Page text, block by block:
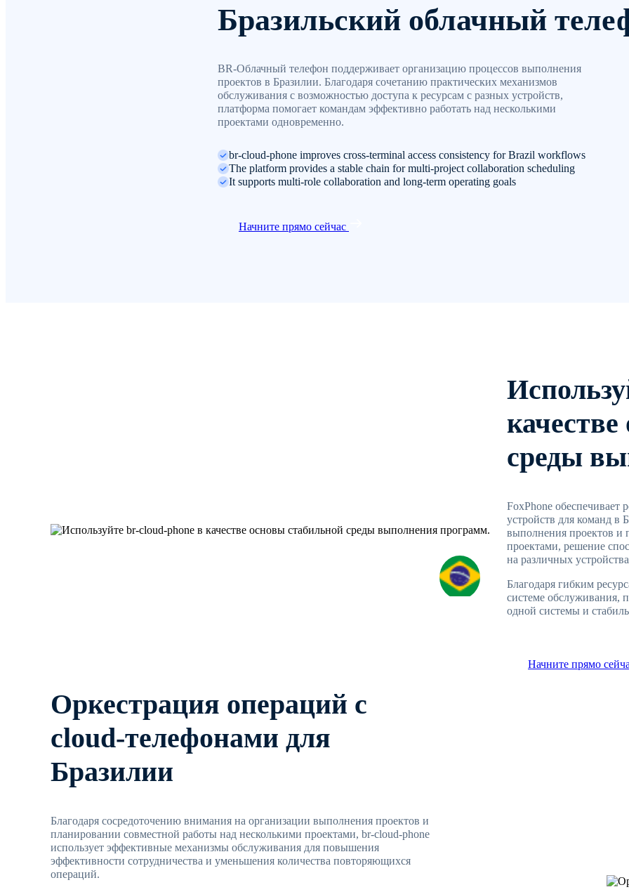
Бразильский облачный
BR-Облачный телефон поддерживает организацию процессов выполнения
проектов в Бразилии. Благодаря сочетанию практических механизмов
обслуживания с возможностью доступа к ресурсам с разных устройств,
платформа помогает командам эффективно работать над несколькими
проектами одновременно.
br-cloud-phone improves cross-terminal access consistency for Brazil workflows
The platform provides a stable chain for multi-project collaboration scheduling
It supports multi-role collaboration and long-term operating goals
Начните прямо сейчас
среды
FoxPhone обеспечивает
устройств для команд в
выполнения проектов и
проектами, решение
на различных
Благодаря гибким
системе обслуживания,
одной системы и
Начните прямо
Оркестрация операций с
cloud-телефонами для
Бразилии
Благодаря сосредоточению внимания на организации выполнения проектов и
планировании совместной работы над несколькими проектами, br-cloud-phone
использует эффективные механизмы обслуживания для повышения
эффективности сотрудничества и уменьшения количества повторяющихся
операций.